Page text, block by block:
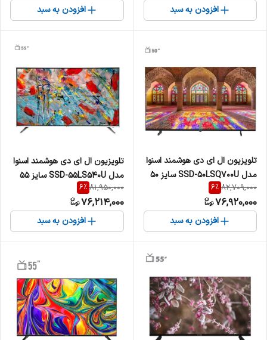
افزودن به سبد افزودن به سبد
تلویزیون ال ای دی هوشمند اسنوا
مدل SSD-50LSQ700U سایز 50
اینچ
82,709,000
6%
76,920,000
افزودن به سبد
تلویزیون ال ای دی هوشمند اسنوا
مدل SSD-55LS540U سایز 55
اینچ
81,950,000
6%
76,214,000
افزودن به سبد